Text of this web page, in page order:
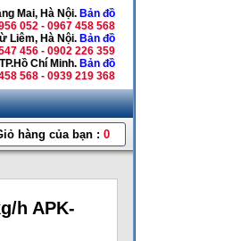
Mai, Hà Nội. Bản đồ
052 - 0967 458 568
Liêm, Hà Nội. Bản đồ
456 - 0902 226 359
Chí Minh. Bản đồ
568 - 0939 219 368
hàng của bạn : 0
h APK-